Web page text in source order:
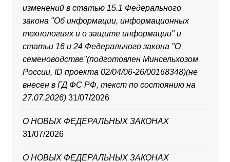
изменений в статью 15.1 Федерального
закона "Об информации, информационных
технологиях и о защите информации" и
статьи 16 и 24 Федерального закона "О
семеноводстве"(подготовлен Минсельхозом
России, ID проекта 02/04/06-26/00168348)(не
внесен в ГД ФС РФ, текст по состоянию на
27.07.2026) 31/07/2026
О НОВЫХ ФЕДЕРАЛЬНЫХ ЗАКОНАХ
31/07/2026
О НОВЫХ ФЕДЕРАЛЬНЫХ ЗАКОНАХ